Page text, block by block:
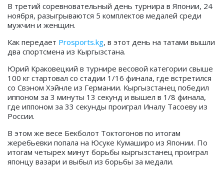
В третий соревновательный день турнира в Японии, 24
ноября, разыгрываются 5 комплектов медалей среди
мужчин и женщин.
Как передает Prosports.kg, в этот день на татами вышли
два спортсмена из Кыргызстана.
Юрий Краковецкий в турнире весовой категории свыше
100 кг стартовал со стадии 1/16 финала, где встретился
со Свэном Хэйнле из Германии. Кыргызстанец победил
иппоном за 3 минуты 13 секунд и вышел в 1/8 финала,
где иппоном за 33 секунды проиграл Иналу Тасоеву из
России.
В этом же весе Бекболот Токтогонов по итогам
жеребьевки попала на Юсуке Кумаширо из Японии. По
итогам четырех минут борьбы кыргызстанец проиграл
японцу вазари и выбыл из борьбы за медали.